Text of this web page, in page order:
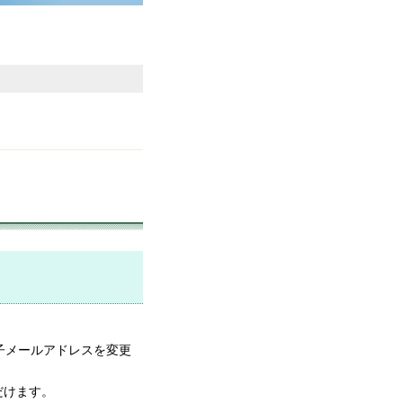
ールアドレスを変更
ます。